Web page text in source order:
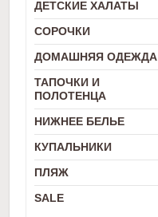
ДЕТСКИЕ ХАЛАТЫ
СОРОЧКИ
ДОМАШНЯЯ ОДЕЖДА
ТАПОЧКИ И
ПОЛОТЕНЦА
НИЖНЕЕ БЕЛЬЕ
КУПАЛЬНИКИ
ПЛЯЖ
SALE